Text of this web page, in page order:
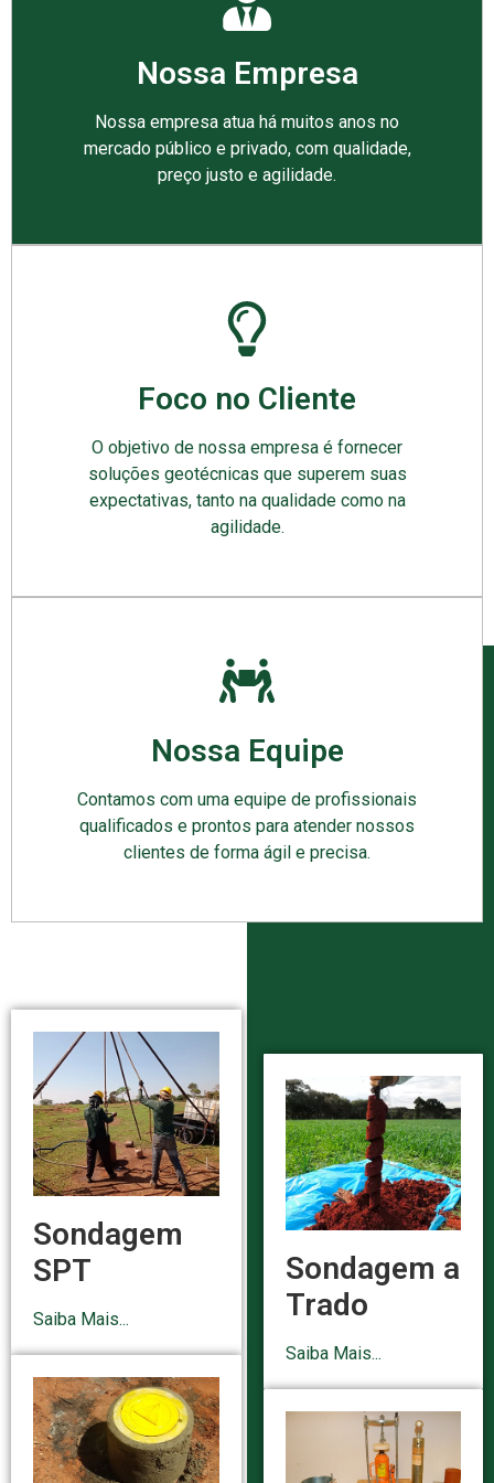
Nossa Empresa
Nossa empresa atua há muitos anos no
mercado público e privado, com qualidade,
preço justo e agilidade.
Foco no Cliente
O objetivo de nossa empresa é fornecer
soluções geotécnicas que superem suas
expectativas, tanto na qualidade como na
agilidade.
Nossa Equipe
Contamos com uma equipe de profissionais
qualificados e prontos para atender nossos
clientes de forma ágil e precisa.
Sondagem
SPT
Saiba Mais...
Sondagem a
Trado
Saiba Mais...